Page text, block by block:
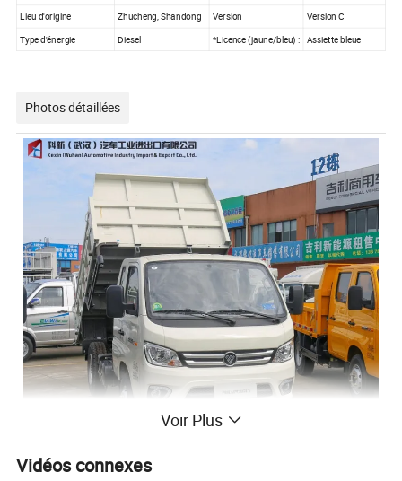
Lieu d'origine
Zhucheng, Shandong Version
Version C
Type d'énergie
Diesel *Licence (jaune/bleu) : Assiette bleue
Photos détaillées
Voir Plus
Vidéos connexes